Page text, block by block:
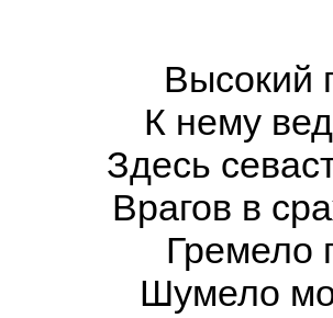
Высокий
К нему
Здесь
Врагов в
Гремело
Шумело